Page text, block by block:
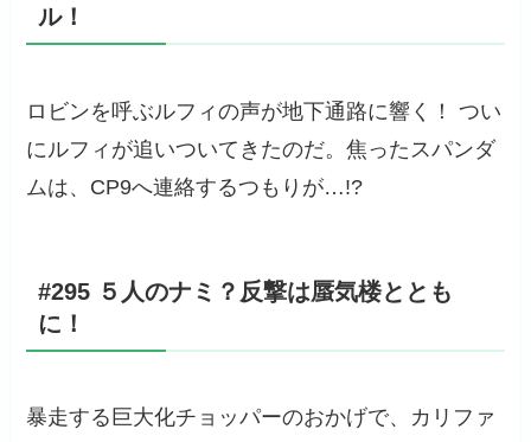
ル！
ロビンを呼ぶルフィの声が地下通路に響く！ つい
にルフィが追いついてきたのだ。焦ったスパンダ
ムは、CP9へ連絡するつもりが…!?
#295 ５人のナミ？反撃は蜃気楼ととも
に！
暴走する巨大化チョッパーのおかげで、カリファ